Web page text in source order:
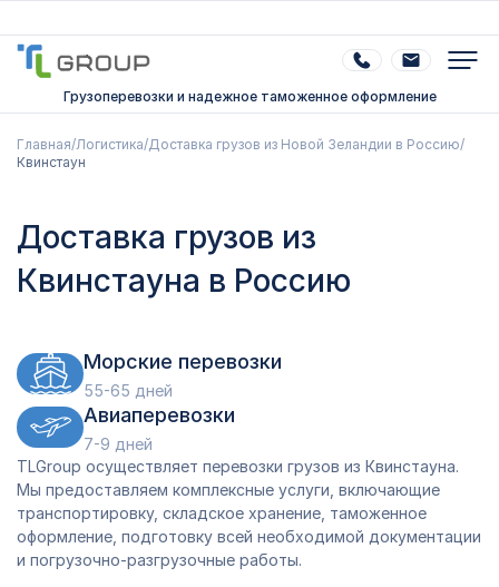
Грузоперевозки и надежное таможенное оформление
Главная/Логистика/Доставка грузов из Новой Зеландии в Россию/
Квинстаун
Доставка грузов из
Квинстауна в Россию
Морские перевозки
55-65 дней
Авиаперевозки
7-9 дней
TLGroup осуществляет перевозки грузов из Квинстауна.
Мы предоставляем комплексные услуги, включающие
транспортировку, складское хранение, таможенное
оформление, подготовку всей необходимой документации
и погрузочно-разгрузочные работы.